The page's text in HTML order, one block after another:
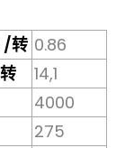
/转 0.86
14,1
4000
275